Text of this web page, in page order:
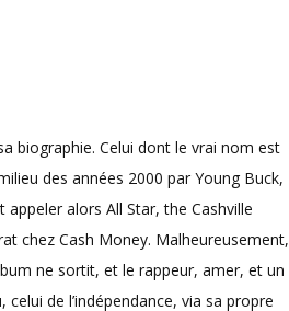
biographie. Celui dont le vrai nom est
des années 2000 par Young Buck,
alors All Star, the Cashville
chez Cash Money. Malheureusement,
ne sortit, et le rappeur, amer, et un
de l’indépendance, via sa propre